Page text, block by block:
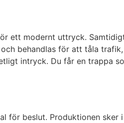
ett modernt uttryck.
behandlas för att tåla
intryck. Du får en trappa
för beslut. Produktionen sker